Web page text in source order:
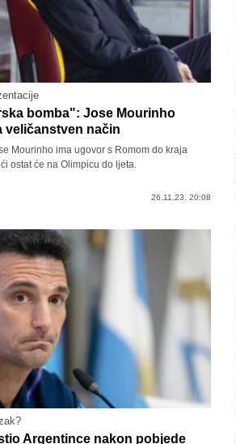
bomba": Jose Mourinho
veličanstven način
Mourinho ima ugovor s Romom do kraja
ostat će na Olimpicu do ljeta.
26.11.23. 20:08
Argentince nakon pobjede